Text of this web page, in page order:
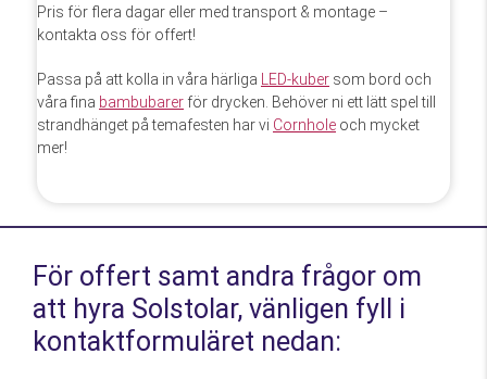
Pris för flera dagar eller med transport & montage –
kontakta oss för offert!
Passa på att kolla in våra härliga LED-kuber som bord och
våra fina bambubarer för drycken. Behöver ni ett lätt spel till
strandhänget på temafesten har vi Cornhole och mycket
mer!
För offert samt andra frågor om
att hyra Solstolar, vänligen fyll i
kontaktformuläret nedan: